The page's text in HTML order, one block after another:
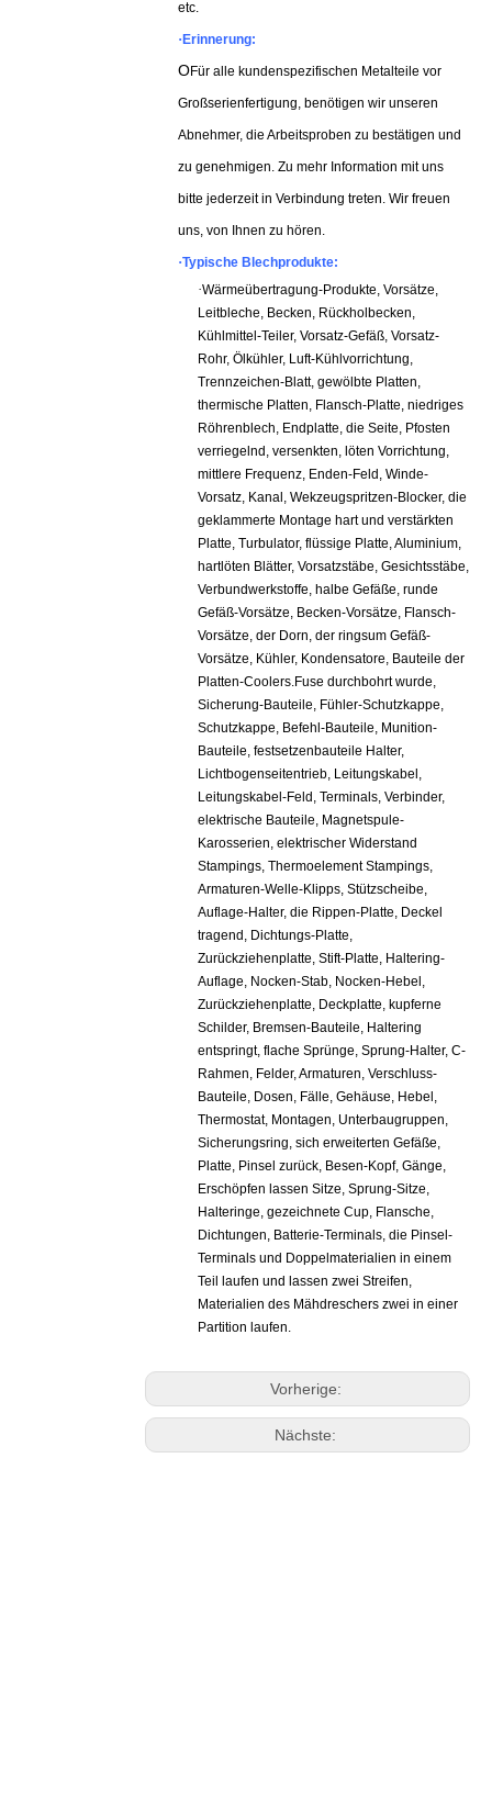
etc.
· Erinnerung:
OFür alle kundenspezifischen Metalteile vor
Großserienfertigung, benötigen wir unseren
Abnehmer, die Arbeitsproben zu bestätigen und
zu genehmigen. Zu mehr Information mit uns
bitte jederzeit in Verbindung treten. Wir freuen
uns, von Ihnen zu hören.
·Typische Blechprodukte:
·Wärmeübertragung-Produkte, Vorsätze,
Leitbleche, Becken, Rückholbecken,
Kühlmittel-Teiler, Vorsatz-Gefäß, Vorsatz-
Rohr, Ölkühler, Luft-Kühlvorrichtung,
Trennzeichen-Blatt, gewölbte Platten,
thermische Platten, Flansch-Platte, niedriges
Röhrenblech, Endplatte, die Seite, Pfosten
verriegelnd, versenkten, löten Vorrichtung,
mittlere Frequenz, Enden-Feld, Winde-
Vorsatz, Kanal, Wekzeugspritzen-Blocker, die
geklammerte Montage hart und verstärkten
Platte, Turbulator, flüssige Platte, Aluminium,
hartlöten Blätter, Vorsatzstäbe, Gesichtsstäbe,
Verbundwerkstoffe, halbe Gefäße, runde
Gefäß-Vorsätze, Becken-Vorsätze, Flansch-
Vorsätze, der Dorn, der ringsum Gefäß-
Vorsätze, Kühler, Kondensatore, Bauteile der
Platten-Coolers.Fuse durchbohrt wurde,
Sicherung-Bauteile, Fühler-Schutzkappe,
Schutzkappe, Befehl-Bauteile, Munition-
Bauteile, festsetzenbauteile Halter,
Lichtbogenseitentrieb, Leitungskabel,
Leitungskabel-Feld, Terminals, Verbinder,
elektrische Bauteile, Magnetspule-
Karosserien, elektrischer Widerstand
Stampings, Thermoelement Stampings,
Armaturen-Welle-Klipps, Stützscheibe,
Auflage-Halter, die Rippen-Platte, Deckel
tragend, Dichtungs-Platte,
Zurückziehenplatte, Stift-Platte, Haltering-
Auflage, Nocken-Stab, Nocken-Hebel,
Zurückziehenplatte, Deckplatte, kupferne
Schilder, Bremsen-Bauteile, Haltering
entspringt, flache Sprünge, Sprung-Halter, C-
Rahmen, Felder, Armaturen, Verschluss-
Bauteile, Dosen, Fälle, Gehäuse, Hebel,
Thermostat, Montagen, Unterbaugruppen,
Sicherungsring, sich erweiterten Gefäße,
Platte, Pinsel zurück, Besen-Kopf, Gänge,
Erschöpfen lassen Sitze, Sprung-Sitze,
Halteringe, gezeichnete Cup, Flansche,
Dichtungen, Batterie-Terminals, die Pinsel-
Terminals und Doppelmaterialien in einem
Teil laufen und lassen zwei Streifen,
Materialien des Mähdreschers zwei in einer
Partition laufen.
Vorherige:
Nächste: